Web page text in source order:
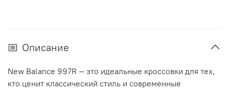
Описание
New Balance 997R — это идеальные кроссовки для тех,
кто ценит классический стиль и современные